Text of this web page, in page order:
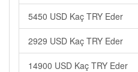
5450 USD Kaç TRY Eder
2929 USD Kaç TRY Eder
14900 USD Kaç TRY Eder